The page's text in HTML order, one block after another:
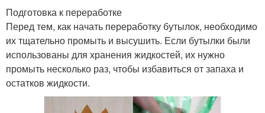
Подготовка к переработке
Перед тем, как начать переработку бутылок, необходимо
их тщательно промыть и высушить. Если бутылки были
использованы для хранения жидкостей, их нужно
промыть несколько раз, чтобы избавиться от запаха и
остатков жидкости.